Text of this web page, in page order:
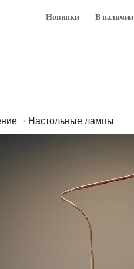
Новинки В наличии
Настольные лампы